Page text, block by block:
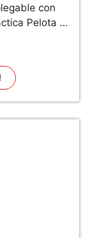
con
Pelota de